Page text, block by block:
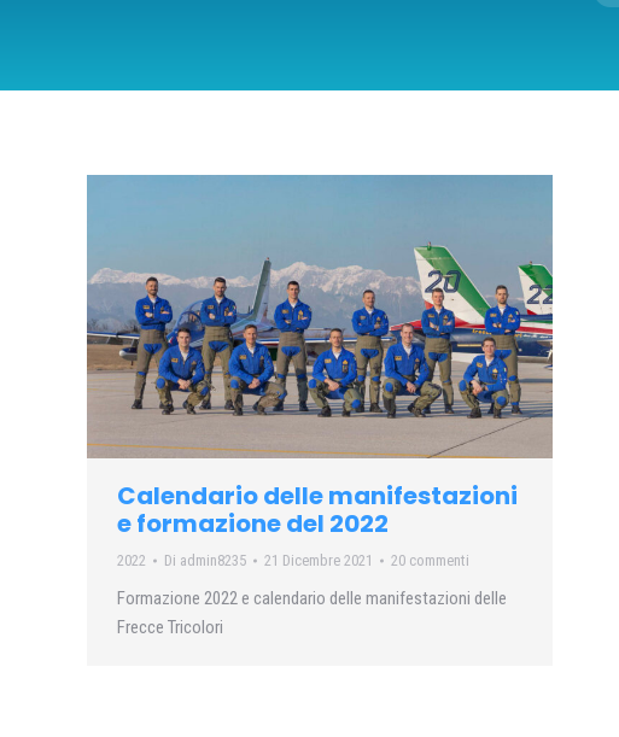
Calendario delle manifestazioni
e formazione del 2022
2022 Di admin8235 21 Dicembre 2021 20 commenti
Formazione 2022 e calendario delle manifestazioni delle
Frecce Tricolori